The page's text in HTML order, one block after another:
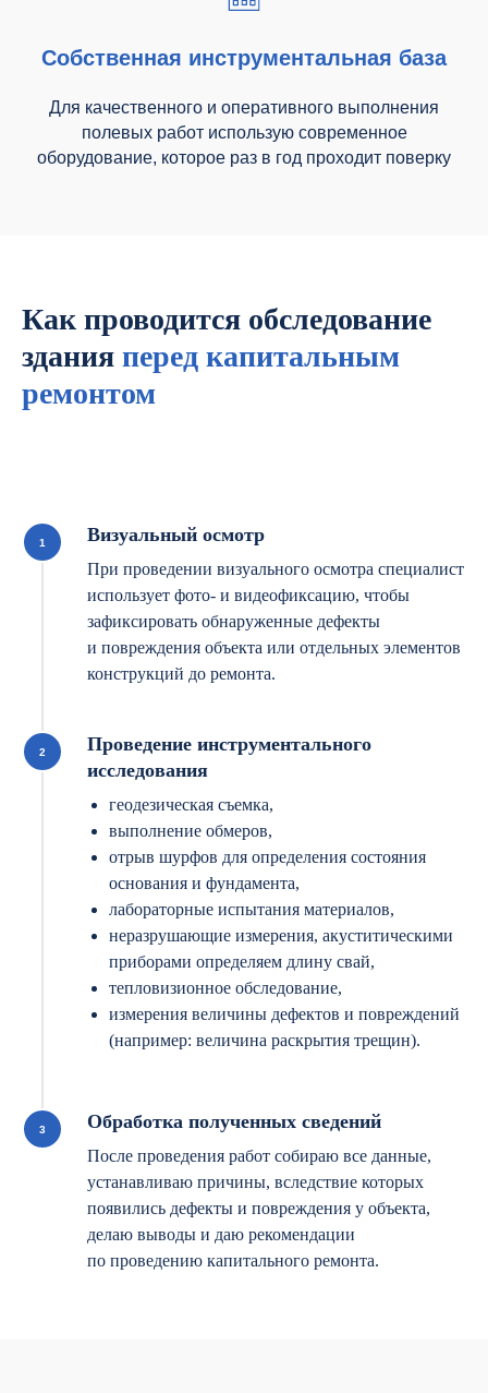
Собственная инструментальная база
Для качественного и оперативного выполнения
полевых работ использую современное
оборудование, которое раз в год проходит поверку
Как проводится обследование
здания перед капитальным
ремонтом
Визуальный осмотр
При проведении визуального осмотра специалист
использует фото- и видеофиксацию, чтобы
зафиксировать обнаруженные дефекты
и повреждения объекта или отдельных элементов
конструкций до ремонта.
Проведение инструментального
исследования
геодезическая съемка,
выполнение обмеров,
отрыв шурфов для определения состояния
основания и фундамента,
лабораторные испытания материалов,
неразрушающие измерения, акуститическими
приборами определяем длину свай,
тепловизионное обследование,
измерения величины дефектов и повреждений
(например: величина раскрытия трещин).
Обработка полученных сведений
После проведения работ собираю все данные,
устанавливаю причины, вследствие которых
появились дефекты и повреждения у объекта,
делаю выводы и даю рекомендации
по проведению капитального ремонта.